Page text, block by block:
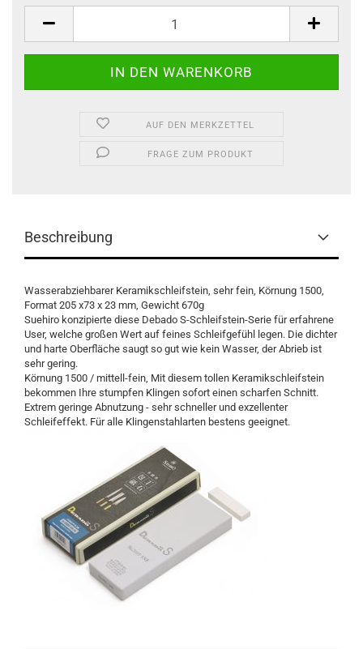
AUF DEN MERKZETTEL
FRAGE ZUM PRODUKT
Beschreibung
Wasserabziehbarer Keramikschleifstein, sehr fein, Körnung 1500,
Format 205 x73 x 23 mm, Gewicht 670g
Suehiro konzipierte diese Debado S-Schleifstein-Serie für erfahrene
User, welche großen Wert auf feines Schleifgefühl legen. Die dichter
und harte Oberfläche saugt so gut wie kein Wasser, der Abrieb ist
sehr gering.
Körnung 1500 / mittell-fein, Mit diesem tollen Keramikschleifstein
bekommen Ihre stumpfen Klingen sofort einen scharfen Schnitt.
Extrem geringe Abnutzung - sehr schneller und exzellenter
Schleifeffekt. Für alle Klingenstahlarten bestens geeignet.